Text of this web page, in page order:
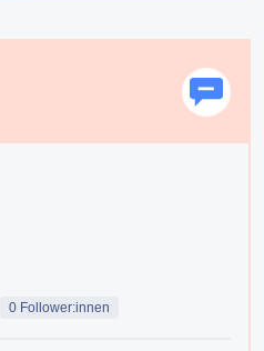
0 Follower:innen